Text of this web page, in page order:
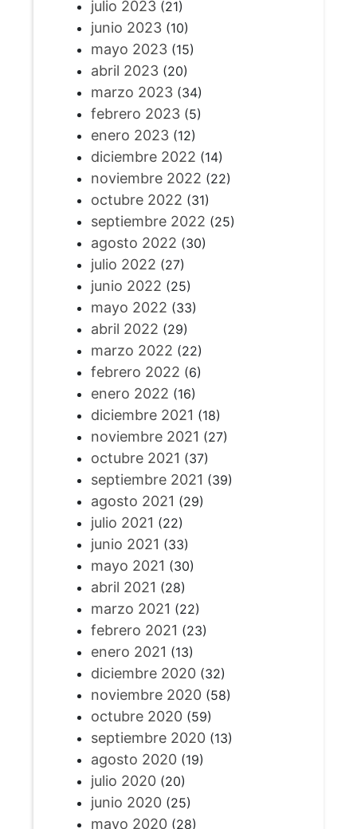
julio 2023(21)
junio 2023(10)
mayo 2023(15)
abril 2023(20)
marzo 2023(34)
febrero 2023(5)
enero 2023(12)
diciembre 2022 (14)
noviembre 2022 (22)
octubre 2022 (31)
septiembre 2022 (25)
agosto 2022 (30)
julio 2022 (27)
junio 2022 (25)
mayo 2022 (33)
abril 2022 (29)
marzo 2022 (22)
febrero 2022 (6)
enero 2022 (16)
diciembre 2021 (18)
noviembre 2021 (27)
octubre 2021 (37)
septiembre 2021 (39)
agosto 2021 (29)
julio 2021 (22)
junio 2021 (33)
mayo 2021 (30)
abril 2021 (28)
marzo 2021 (22)
febrero 2021 (23)
enero 2021 (13)
diciembre 2020(32)
noviembre 2020(58)
octubre 2020(59)
septiembre 2020(13)
agosto 2020(19)
julio 2020(20)
junio 2020(25)
mayo 2020(28)